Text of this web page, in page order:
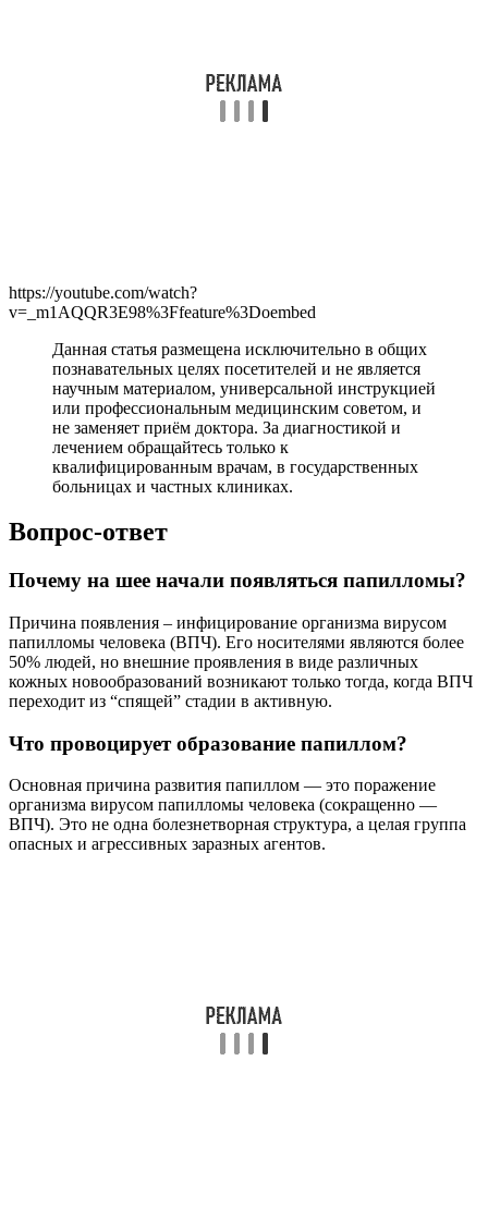
https://youtube.com/watch?
v=_m1AQQR3E98%3Ffeature%3Doembed
Данная статья размещена исключительно в общих
познавательных целях посетителей и не является
научным материалом, универсальной инструкцией
или профессиональным медицинским советом, и
не заменяет приём доктора. За диагностикой и
лечением обращайтесь только к
квалифицированным врачам, в государственных
больницах и частных клиниках.
Вопрос-ответ
Почему на шее начали появляться папилломы?
Причина появления – инфицирование организма вирусом
папилломы человека (ВПЧ). Его носителями являются более
50% людей, но внешние проявления в виде различных
кожных новообразований возникают только тогда, когда ВПЧ
переходит из “спящей” стадии в активную.
Что провоцирует образование папиллом?
Основная причина развития папиллом — это поражение
организма вирусом папилломы человека (сокращенно —
ВПЧ). Это не одна болезнетворная структура, а целая группа
опасных и агрессивных заразных агентов.